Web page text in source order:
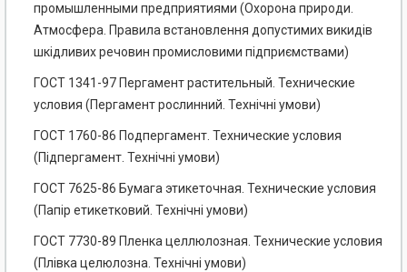
промышленными предприятиями (Охорона природи.
Атмосфера. Правила встановлення допустимих викидів
шкідливих речовин промисловими підприємствами)
ГОСТ 1341-97 Пергамент растительный. Технические
условия (Пергамент рослинний. Технічні умови)
ГОСТ 1760-86 Подпергамент. Технические условия
(Підпергамент. Технічні умови)
ГОСТ 7625-86 Бумага этикеточная. Технические условия
(Папір етикетковий. Технічні умови)
ГОСТ 7730-89 Пленка целлюлозная. Технические условия
(Плівка целюлозна. Технічні умови)